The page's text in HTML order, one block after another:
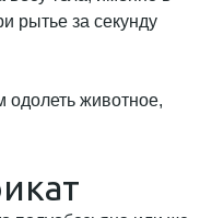
рытье за секунду
одолеть животное,